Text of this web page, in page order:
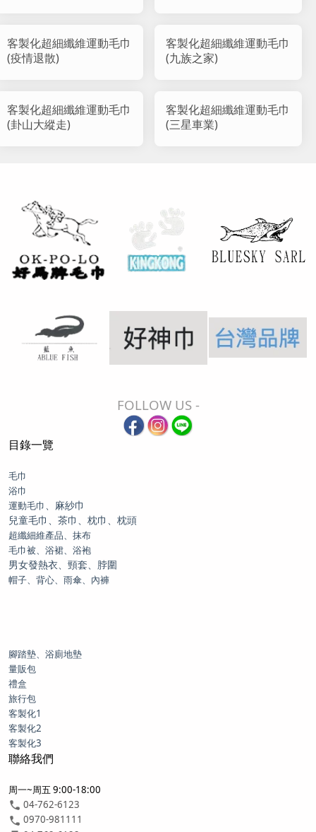
客製化超細纖維運動毛巾
(疫情退散)
客製化超細纖維運動毛巾
(九族之家)
客製化超細纖維運動毛巾
(卦山大縱走)
客製化超細纖維運動毛巾
(三星車業)
FOLLOW US -
目錄一覽
毛巾
浴巾
運動毛巾
、麻紗巾
兒童毛巾、茶巾、枕巾、枕頭
超纖細維產品、抹布
毛巾被、浴裙、浴袍
男女發熱衣、頸套、脖圍
帽子、背心、雨傘、內褲
腳踏墊、浴廁地墊
量販包
禮盒
旅行包
客製化1
客製化2
客製化3
聯絡我們
周一~周五 9:00-18:00
04-762-6123
0970-981111